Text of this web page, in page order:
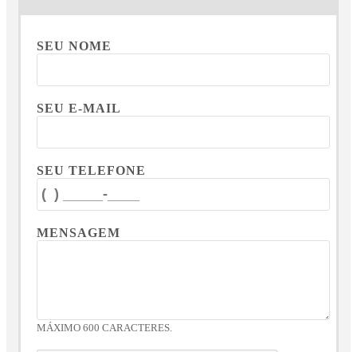
SEU NOME
SEU E-MAIL
SEU TELEFONE
MENSAGEM
MÁXIMO 600 CARACTERES.